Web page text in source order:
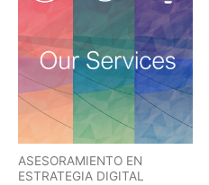
ASESORAMIENTO EN
ESTRATEGIA DIGITAL